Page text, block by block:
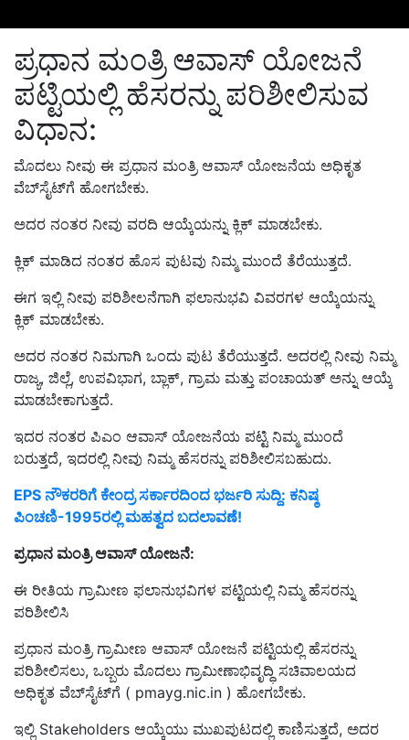
ಪ್ರಧಾನ ಮಂತ್ರಿ ಆವಾಸ್ ಯೋಜನೆ
ಪಟ್ಟಿಯಲ್ಲಿ ಹೆಸರನ್ನು ಪರಿಶೀಲಿಸುವ
ವಿಧಾನ:
ಮೊದಲು ನೀವು ಈ ಪ್ರಧಾನ ಮಂತ್ರಿ ಆವಾಸ್ ಯೋಜನೆಯ ಅಧಿಕೃತ
ವೆಬ್‌ಸೈಟ್‌ಗೆ ಹೋಗಬೇಕು.
ಅದರ ನಂತರ ನೀವು ವರದಿ ಆಯ್ಕೆಯನ್ನು ಕ್ಲಿಕ್ ಮಾಡಬೇಕು.
ಕ್ಲಿಕ್ ಮಾಡಿದ ನಂತರ ಹೊಸ ಪುಟವು ನಿಮ್ಮ ಮುಂದೆ ತೆರೆಯುತ್ತದೆ.
ಈಗ ಇಲ್ಲಿ ನೀವು ಪರಿಶೀಲನೆಗಾಗಿ ಫಲಾನುಭವಿ ವಿವರಗಳ ಆಯ್ಕೆಯನ್ನು
ಕ್ಲಿಕ್ ಮಾಡಬೇಕು.
ಅದರ ನಂತರ ನಿಮಗಾಗಿ ಒಂದು ಪುಟ ತೆರೆಯುತ್ತದೆ. ಅದರಲ್ಲಿ ನೀವು ನಿಮ್ಮ
ರಾಜ್ಯ, ಜಿಲ್ಲೆ, ಉಪವಿಭಾಗ, ಬ್ಲಾಕ್, ಗ್ರಾಮ ಮತ್ತು ಪಂಚಾಯತ್ ಅನ್ನು ಆಯ್ಕೆ
ಮಾಡಬೇಕಾಗುತ್ತದೆ.
ಇದರ ನಂತರ ಪಿಎಂ ಆವಾಸ್ ಯೋಜನೆಯ ಪಟ್ಟಿ ನಿಮ್ಮ ಮುಂದೆ
ಬರುತ್ತದೆ, ಇದರಲ್ಲಿ ನೀವು ನಿಮ್ಮ ಹೆಸರನ್ನು ಪರಿಶೀಲಿಸಬಹುದು.
EPS ನೌಕರರಿಗೆ ಕೇಂದ್ರ ಸರ್ಕಾರದಿಂದ ಭರ್ಜರಿ ಸುದ್ದಿ: ಕನಿಷ್ಠ
ಪಿಂಚಣಿ-1995ರಲ್ಲಿ ಮಹತ್ವದ ಬದಲಾವಣೆ!
ಪ್ರಧಾನ ಮಂತ್ರಿ ಆವಾಸ್ ಯೋಜನೆ:
ಈ ರೀತಿಯ ಗ್ರಾಮೀಣ ಫಲಾನುಭವಿಗಳ ಪಟ್ಟಿಯಲ್ಲಿ ನಿಮ್ಮ ಹೆಸರನ್ನು
ಪರಿಶೀಲಿಸಿ
ಪ್ರಧಾನ ಮಂತ್ರಿ ಗ್ರಾಮೀಣ ಆವಾಸ್ ಯೋಜನೆ ಪಟ್ಟಿಯಲ್ಲಿ ಹೆಸರನ್ನು
ಪರಿಶೀಲಿಸಲು, ಒಬ್ಬರು ಮೊದಲು ಗ್ರಾಮೀಣಾಭಿವೃದ್ಧಿ ಸಚಿವಾಲಯದ
ಅಧಿಕೃತ ವೆಬ್‌ಸೈಟ್‌ಗೆ ( pmayg.nic.in ) ಹೋಗಬೇಕು.
ಇಲ್ಲಿ Stakeholders ಆಯ್ಕೆಯು ಮುಖಪುಟದಲ್ಲಿ ಕಾಣಿಸುತ್ತದೆ, ಅದರ